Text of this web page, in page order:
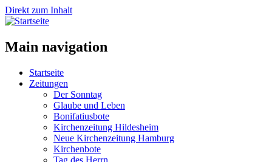
Direkt zum Inhalt
Main navigation
Startseite
Zeitungen
Der Sonntag
Glaube und Leben
Bonifatiusbote
Kirchenzeitung Hildesheim
Neue Kirchenzeitung Hamburg
Kirchenbote
Tag des Herrn